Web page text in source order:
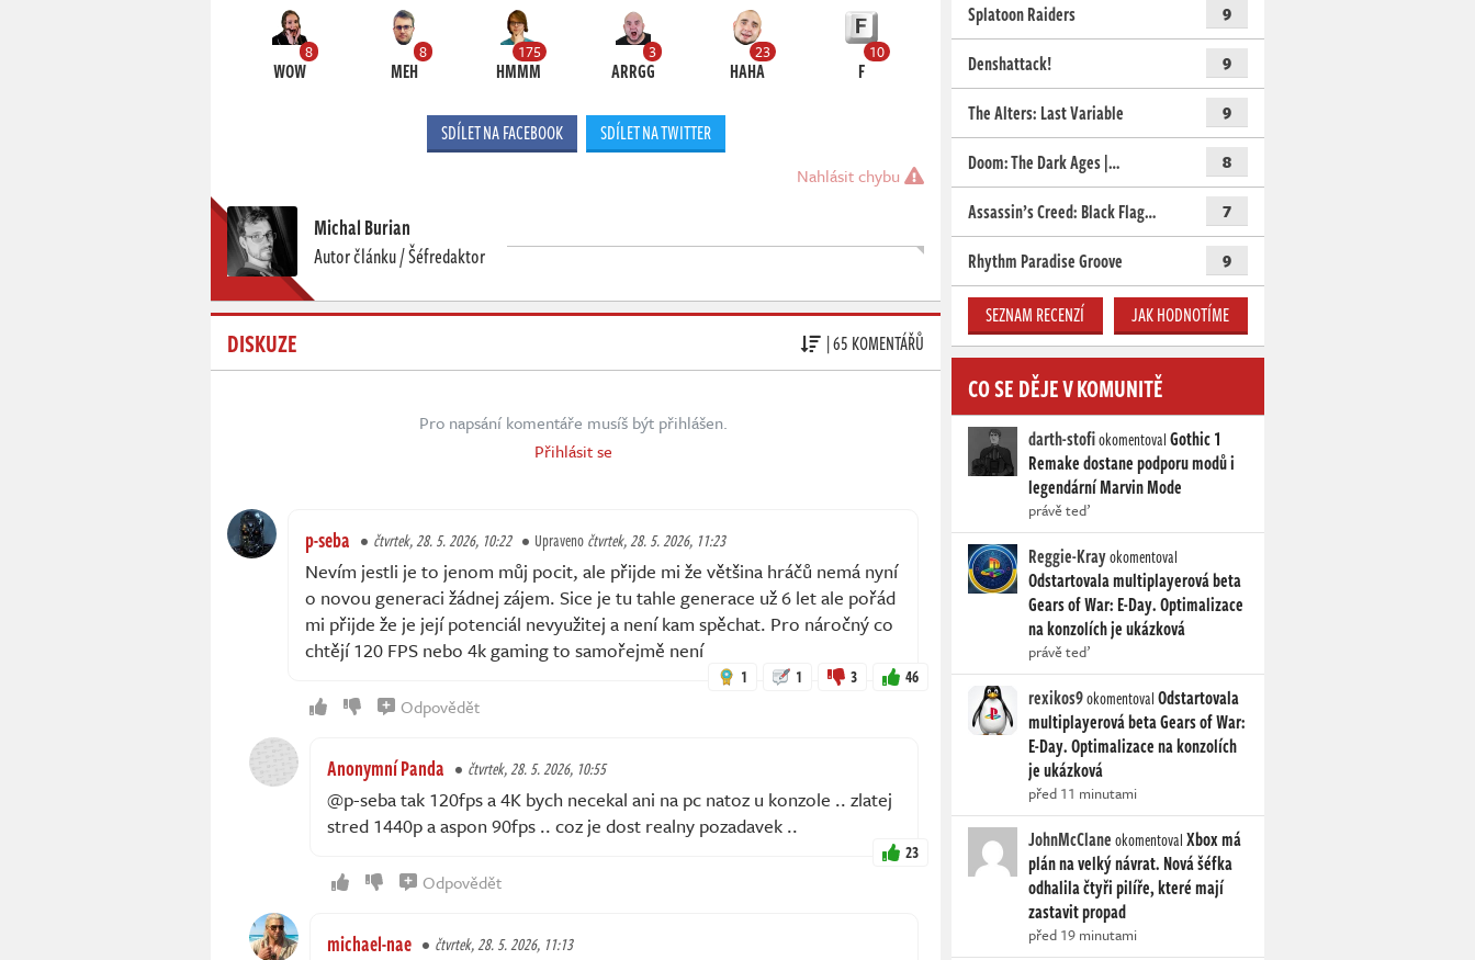
8
WOW
8
MEH
175
HMMM
3
ARRGG
23
HAHA
10
F
SDÍLET NA FACEBOOK SDÍLET NA TWITTER
Nahlásit chybu
Michal Burian
Autor článku / Šéfredaktor
DISKUZE | 65 KOMENTÁŘŮ
Pro napsání komentáře musíš být přihlášen.
Přihlásit se
p-seba čtvrtek, 28. 5. 2026, 10:22 Upravenočtvrtek, 28. 5. 2026, 11:23
Nevím jestli je to jenom můj pocit, ale přijde mi že většina hráčů nemá nyní
o novou generaci žádnej zájem. Sice je tu tahle generace už 6 let ale pořád
mi přijde že je její potenciál nevyužitej a není kam spěchat. Pro náročný co
chtějí 120 FPS nebo 4k gaming to samořejmě není
1 1 3 46
Odpovědět
Anonymní Panda čtvrtek, 28. 5. 2026, 10:55
@p-seba tak 120fps a 4K bych necekal ani na pc natoz u konzole .. zlatej
stred 1440p a aspon 90fps .. coz je dost realny pozadavek ..
23
Odpovědět
michael-nae čtvrtek, 28. 5. 2026, 11:13
Splatoon Raiders 9
Denshattack! 9
The Alters: Last Variable 9
Doom: The Dark Ages |… 8
Assassin’s Creed: Black Flag… 7
Rhythm Paradise Groove 9
SEZNAM RECENZÍ JAK HODNOTÍME
CO SE DĚJE V KOMUNITĚ
darth-stofiokomentovalGothic 1
Remake dostane podporu modů i
legendární Marvin Mode
právě teď
Reggie-Krayokomentoval
Odstartovala multiplayerová beta
Gears of War: E-Day. Optimalizace
na konzolích je ukázková
právě teď
rexikos9okomentovalOdstartovala
multiplayerová beta Gears of War:
E-Day. Optimalizace na konzolích
je ukázková
před 11 minutami
JohnMcClaneokomentovalXbox má
plán na velký návrat. Nová šéfka
odhalila čtyři pilíře, které mají
zastavit propad
před 19 minutami